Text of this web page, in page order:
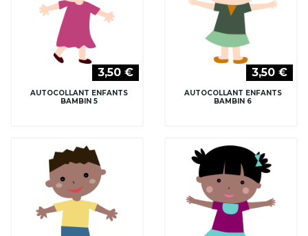
3,50 €
AUTOCOLLANT ENFANTS
BAMBIN 5
3,50 €
AUTOCOLLANT ENFANTS
BAMBIN 6